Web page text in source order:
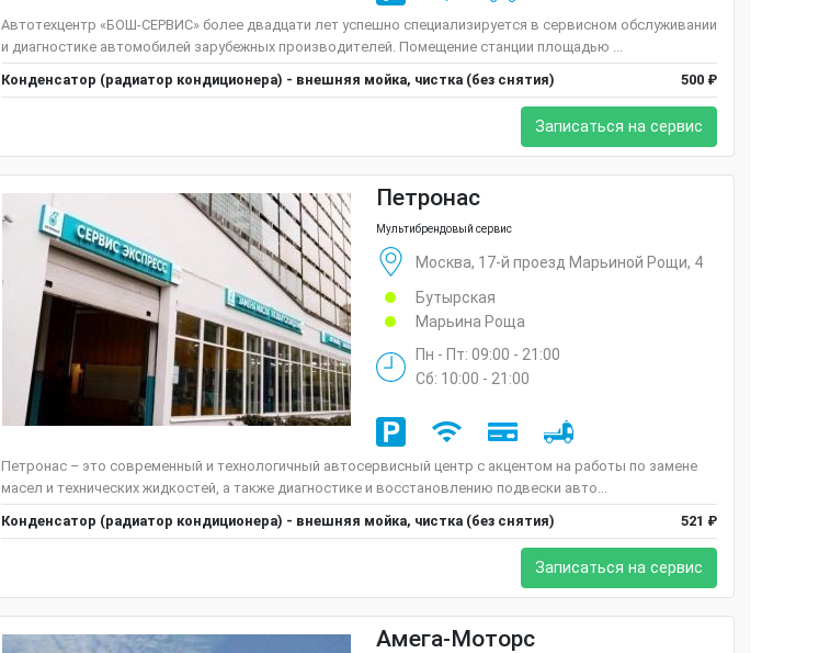
Автотехцентр «БОШ-СЕРВИС» более двадцати лет успешно специализируется в сервисном обслуживании
и диагностике автомобилей зарубежных производителей. Помещение станции площадью ...
Конденсатор (радиатор кондиционера) - внешняя мойка, чистка (без снятия)
500 ₽
Записаться на сервис
Петронас
Мультибрендовый сервис
Москва, 17-й проезд Марьиной Рощи, 4
Бутырская
Марьина Роща
Пн - Пт: 09:00 - 21:00
Сб: 10:00 - 21:00
Петронас – это современный и технологичный автосервисный центр с акцентом на работы по замене
масел и технических жидкостей, а также диагностике и восстановлению подвески авто...
Конденсатор (радиатор кондиционера) - внешняя мойка, чистка (без снятия)
521 ₽
Записаться на сервис
Амега-Моторс